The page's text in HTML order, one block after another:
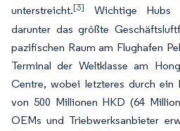
unterstreicht.[3]
Wichtige Hubs
darunter das größte
pazifischen Raum am Flughafen
Terminal der Weltklasse am
Centre, wobei letzteres durch ein
von 500 Millionen HKD (64
OEMs und Triebwerksanbieter